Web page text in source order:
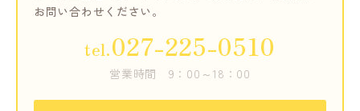
お問い合わせください。
tel.027-225-0510
営業時間 9：00～18：00